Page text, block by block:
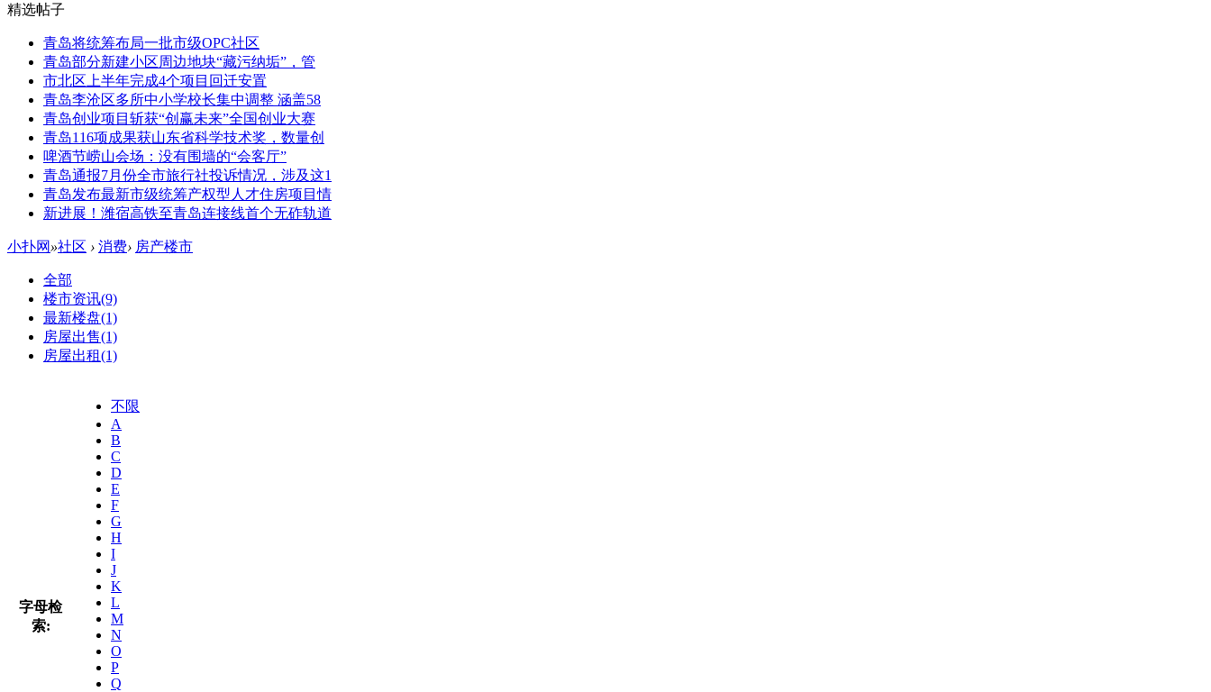
精选帖子
青岛将统筹布局一批市级OPC社区
青岛部分新建小区周边地块“藏污纳垢”，管
市北区上半年完成4个项目回迁安置
青岛李沧区多所中小学校长集中调整 涵盖58
青岛创业项目斩获“创赢未来”全国创业大赛
青岛116项成果获山东省科学技术奖，数量创
啤酒节崂山会场：没有围墙的“会客厅”
青岛通报7月份全市旅行社投诉情况，涉及这1
青岛发布最新市级统筹产权型人才住房项目情
新进展！潍宿高铁至青岛连接线首个无砟轨道
小扑网 »社区 › 消费› 房产楼市
全部
楼市资讯(9)
最新楼盘(1)
房屋出售(1)
房屋出租(1)
字母检
索:
不限
A
B
C
D
E
F
G
H
I
J
K
L
M
N
O
P
Q